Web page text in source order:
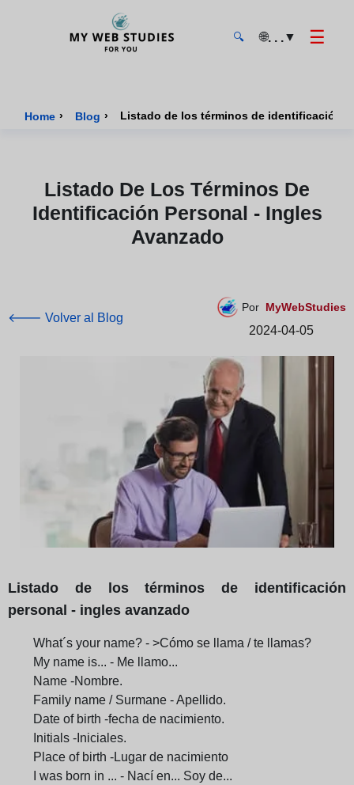
🔍 🌐. . .▼ ☰
Home › Blog › Listado de los términos de identificación
Listado De Los Términos De
Identificación Personal - Ingles
Avanzado
🡐 Volver al Blog
Por MyWebStudies
2024-04-05
Listado de los términos de identificación
personal - ingles avanzado
What´s your name? - >Cómo se llama / te llamas?
My name is... - Me llamo...
Name -Nombre.
Family name / Surmane - Apellido.
Date of birth -fecha de nacimiento.
Initials -Iniciales.
Place of birth -Lugar de nacimiento
I was born in ... - Nací en... Soy de...